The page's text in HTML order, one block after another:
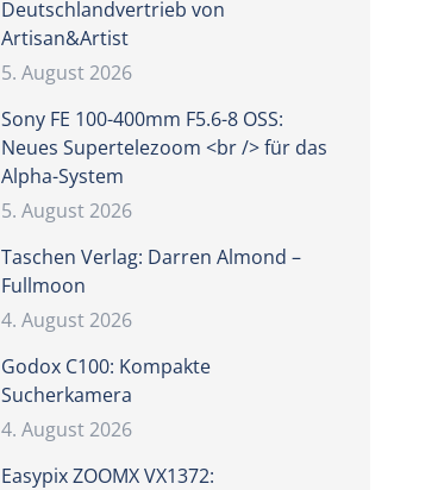
Deutschlandvertrieb von
Artisan&Artist
5. August 2026
Sony FE 100-400mm F5.6-8 OSS:
Neues Supertelezoom <br /> für das
Alpha-System
5. August 2026
Taschen Verlag: Darren Almond –
Fullmoon
4. August 2026
Godox C100: Kompakte
Sucherkamera
4. August 2026
Easypix ZOOMX VX1372: